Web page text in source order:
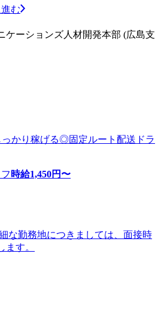
む
ケーションズ人材開発本部 (広島支
っかり稼げる◎固定ルート配送ドラ
時給1,450円〜
な勤務地につきましては、面接時
す。